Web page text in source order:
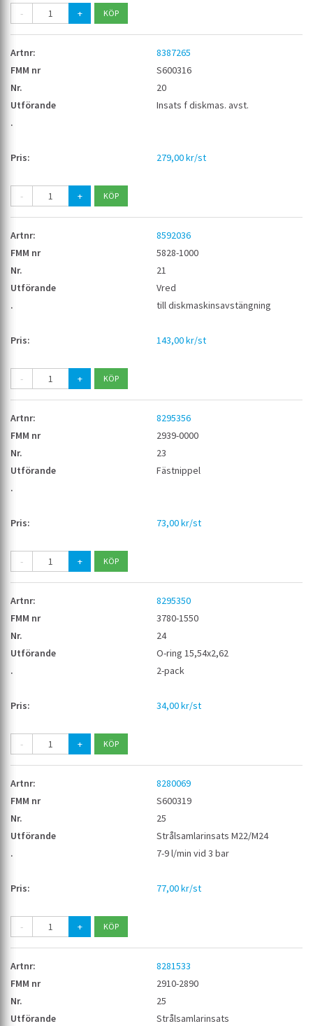
- +
8387265
S600316
20
Insats f diskmas. avst.
279,00 kr/st
- +
8592036
5828-1000
21
Vred
till diskmaskinsavstängning
143,00 kr/st
- +
8295356
2939-0000
23
Fästnippel
73,00 kr/st
- +
8295350
3780-1550
24
O-ring 15,54x2,62
2-pack
34,00 kr/st
- +
8280069
S600319
25
Strålsamlarinsats M22/M24
7-9 l/min vid 3 bar
77,00 kr/st
- +
8281533
2910-2890
25
Strålsamlarinsats